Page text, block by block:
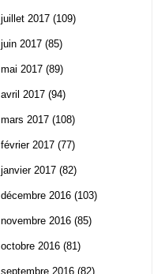
juillet 2017 (109)
juin 2017 (85)
mai 2017 (89)
avril 2017 (94)
mars 2017 (108)
février 2017 (77)
janvier 2017 (82)
décembre 2016 (103)
novembre 2016 (85)
octobre 2016 (81)
septembre 2016 (82)